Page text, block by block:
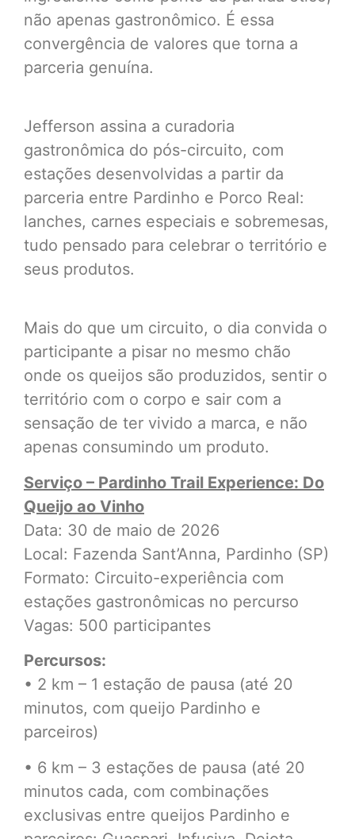
não apenas gastronômico. É essa
convergência de valores que torna a
parceria genuína.
Jefferson assina a curadoria
gastronômica do pós-circuito, com
estações desenvolvidas a partir da
parceria entre Pardinho e Porco Real:
lanches, carnes especiais e sobremesas,
tudo pensado para celebrar o território e
seus produtos.
Mais do que um circuito, o dia convida o
participante a pisar no mesmo chão
onde os queijos são produzidos, sentir o
território com o corpo e sair com a
sensação de ter vivido a marca, e não
apenas consumindo um produto.
Serviço – Pardinho Trail Experience: Do
Queijo ao Vinho
Data: 30 de maio de 2026
Local: Fazenda Sant’Anna, Pardinho (SP)
Formato: Circuito-experiência com
estações gastronômicas no percurso
Vagas: 500 participantes
Percursos:
• 2 km – 1 estação de pausa (até 20
minutos, com queijo Pardinho e
parceiros)
• 6 km – 3 estações de pausa (até 20
minutos cada, com combinações
exclusivas entre queijos Pardinho e